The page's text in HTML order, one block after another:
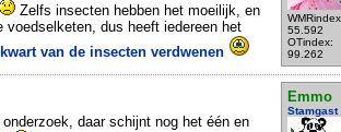
55.592
OTindex:
99.262
Zelfs insecten hebben het moeilijk, en
voedselketen, dus heeft iedereen het
van de insecten verdwenen
Emmo
Stamgast
daar schijnt nog het één en